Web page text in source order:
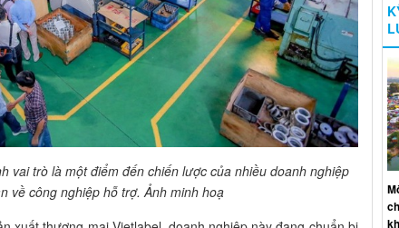
vai trò là một điểm đến chiến lược của nhiều doanh nghiệp
về công nghiệp hỗ trợ. Ảnh minh hoạ